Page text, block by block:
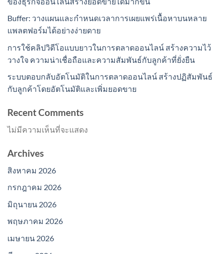
Buffer: วางแผนและกำหนดเวลาการเผยแพร่เนื้อหาบนหลาย
แพลตฟอร์มได้อย่างง่ายดาย
การใช้คลิปวิดีโอแบบยาวในการตลาดออนไลน์ สร้างความไว้
วางใจ ความน่าเชื่อถือและความสัมพันธ์กับลูกค้าที่ยั่งยืน
ระบบตอบกลับอัตโนมัติในการตลาดออนไลน์ สร้างปฏิสัมพันธ์
กับลูกค้าโดยอัตโนมัติและเพิ่มยอดขาย
Recent Comments
ไม่มีความเห็นที่จะแสดง
Archives
สิงหาคม 2026
กรกฎาคม 2026
มิถุนายน 2026
พฤษภาคม 2026
เมษายน 2026